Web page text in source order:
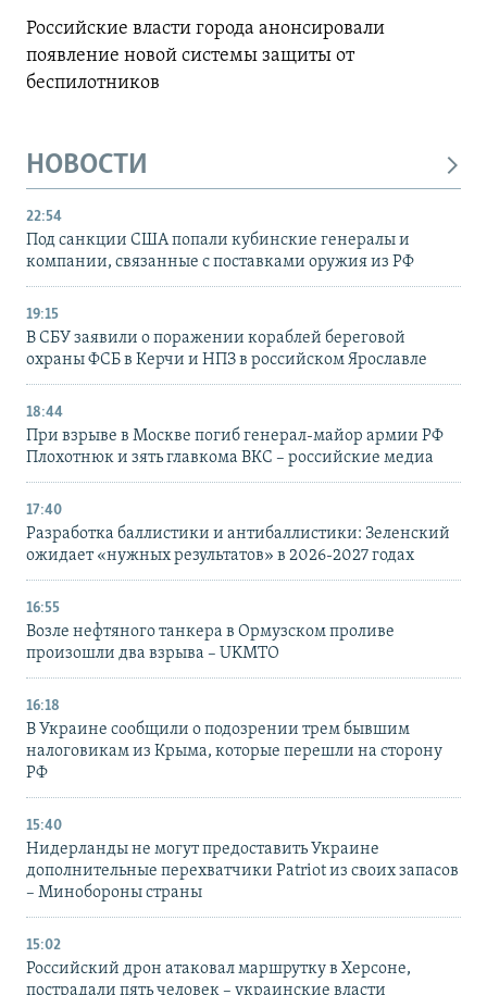
Российские власти города анонсировали
появление новой системы защиты от
беспилотников
НОВОСТИ
22:54
Под санкции США попали кубинские генералы и
компании, связанные с поставками оружия из РФ
19:15
В СБУ заявили о поражении кораблей береговой
охраны ФСБ в Керчи и НПЗ в российском Ярославле
18:44
При взрыве в Москве погиб генерал-майор армии РФ
Плохотнюк и зять главкома ВКС – российские медиа
17:40
Разработка баллистики и антибаллистики: Зеленский
ожидает «нужных результатов» в 2026-2027 годах
16:55
Возле нефтяного танкера в Ормузском проливе
произошли два взрыва – UKMTO
16:18
В Украине сообщили о подозрении трем бывшим
налоговикам из Крыма, которые перешли на сторону
РФ
15:40
Нидерланды не могут предоставить Украине
дополнительные перехватчики Patriot из своих запасов
– Минобороны страны
15:02
Российский дрон атаковал маршрутку в Херсоне,
пострадали пять человек – украинские власти